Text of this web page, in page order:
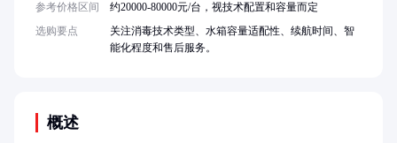
概述
参考价格区间
约20000-80000元/台，视技术配置和容量而定
选购要点
关注消毒技术类型、水箱容量适配性、续航时间、智
能化程度和售后服务。